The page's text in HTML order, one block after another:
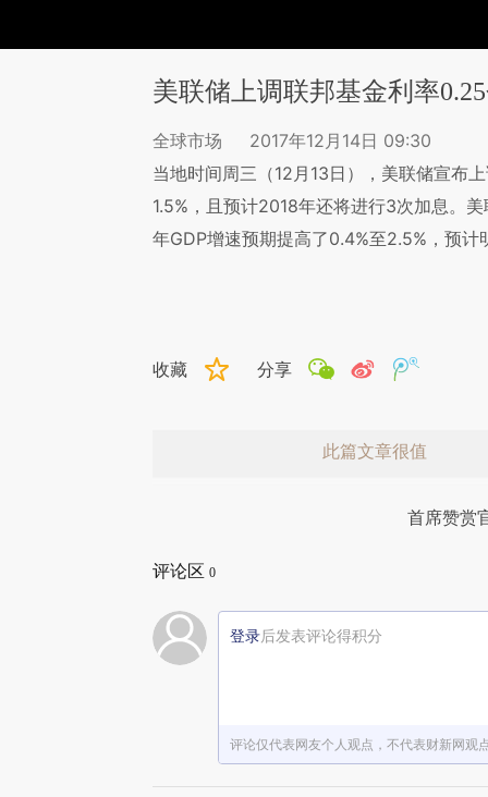
美联储上调联邦基金利率
全球市场
2017年12月14日 09:30
当地时间周三（12月13日），美联储宣布
1.5%，且预计2018年还将进行3次加息。
年GDP增速预期提高了0.4%至2.5%，预
收藏 分享
此篇文章很值
首席赞赏
评论区 0
登录后发表评论得积分
评论仅代表网友个人观点，不代表财新网观